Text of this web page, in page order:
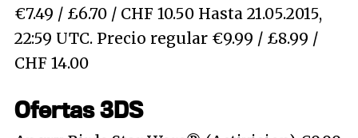
€7.49 / £6.70 / CHF 10.50 Hasta 21.05.2015,
22:59 UTC. Precio regular €9.99 / £8.99 /
CHF 14.00
Ofertas 3DS